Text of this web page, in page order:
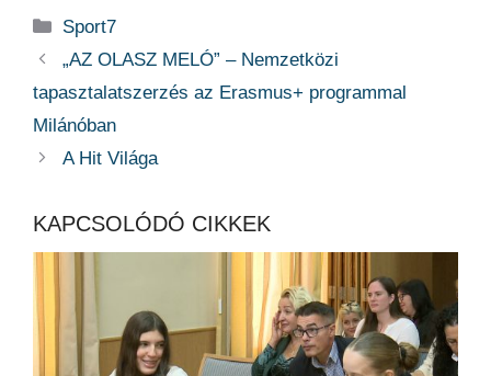
Kategória
Sport7
„AZ OLASZ MELÓ” – Nemzetközi
tapasztalatszerzés az Erasmus+ programmal
Milánóban
A Hit Világa
KAPCSOLÓDÓ CIKKEK